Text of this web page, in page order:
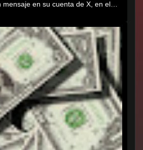
mensaje en su cuenta de X, en el